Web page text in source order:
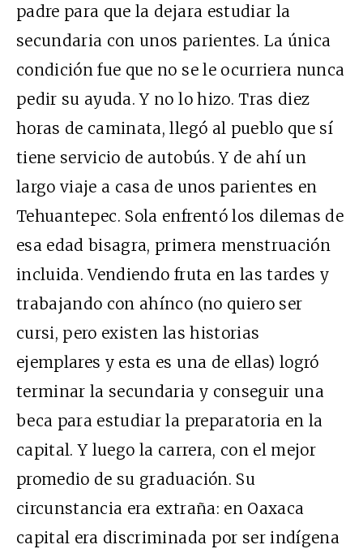
padre para que la dejara estudiar la
secundaria con unos parientes. La única
condición fue que no se le ocurriera nunca
pedir su ayuda. Y no lo hizo. Tras diez
horas de caminata, llegó al pueblo que sí
tiene servicio de autobús. Y de ahí un
largo viaje a casa de unos parientes en
Tehuantepec. Sola enfrentó los dilemas de
esa edad bisagra, primera menstruación
incluida. Vendiendo fruta en las tardes y
trabajando con ahínco (no quiero ser
cursi, pero existen las historias
ejemplares y esta es una de ellas) logró
terminar la secundaria y conseguir una
beca para estudiar la preparatoria en la
capital. Y luego la carrera, con el mejor
promedio de su graduación. Su
circunstancia era extraña: en Oaxaca
capital era discriminada por ser indígena